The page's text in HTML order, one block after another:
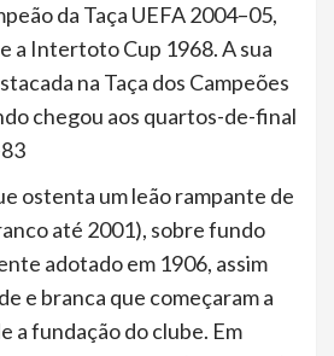
da Taça UEFA 2004–05,
a Intertoto Cup 1968. A sua
na Taça dos Campeões
chegou aos quartos-de-final
ostenta um leão rampante de
até 2001), sobre fundo
adotado em 1906, assim
e branca que começaram a
a fundação do clube. Em